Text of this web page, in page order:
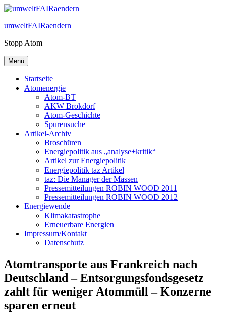
Zum
springen
umweltFAIRaendern
Stopp Atom
Menü
Startseite
Atomenergie
Atom-BT
AKW Brokdorf
Atom-Geschichte
Spurensuche
Artikel-Archiv
Broschüren
Energiepolitik aus „analyse+kritik“
Artikel zur Energiepolitik
Energiepolitik taz Artikel
taz: Die Manager der Massen
Pressemitteilungen ROBIN WOOD 2011
Pressemitteilungen ROBIN WOOD 2012
Energiewende
Klimakatastrophe
Erneuerbare Energien
Impressum/Kontakt
Datenschutz
Atomtransporte aus Frankreich nach
Deutschland – Entsorgungsfondsgesetz
zahlt für weniger Atommüll – Konzerne
sparen erneut